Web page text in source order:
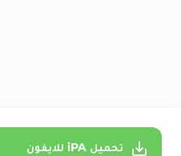
تحميل iPA للايفون